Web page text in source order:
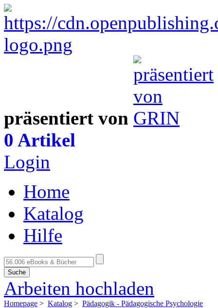
präsentiert von
0 Artikel
Login
Home
Katalog
Hilfe
Suche
Arbeiten hochladen
Homepage > Katalog > Pädagogik - Pädagogische Psychologie